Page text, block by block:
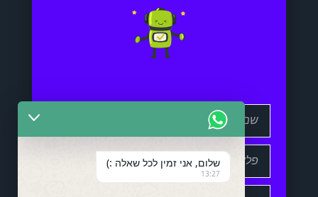
שלום, אני זמין לכל שאלה :)
13:27